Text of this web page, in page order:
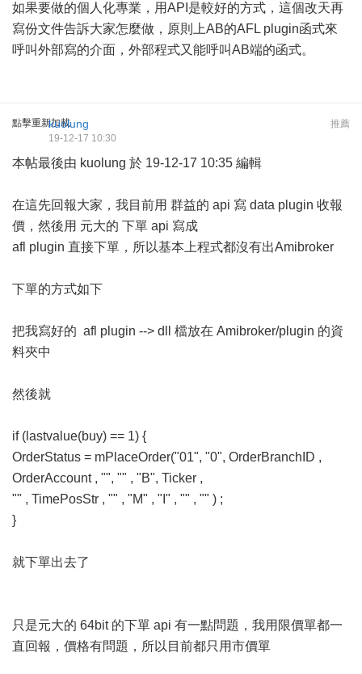
如果要做的個人化專業，用API是較好的方式，這個改天再
寫份文件告訴大家怎麼做，原則上AB的AFL plugin函式來
呼叫外部寫的介面，外部程式又能呼叫AB端的函式。
點擊重新加載 推薦
kuolung
19-12-17 10:30
本帖最後由 kuolung 於 19-12-17 10:35 編輯
在這先回報大家，我目前用 群益的 api 寫 data plugin 收報
價，然後用 元大的 下單 api 寫成
afl plugin 直接下單，所以基本上程式都沒有出Amibroker
下單的方式如下
把我寫好的 afl plugin --> dll 檔放在 Amibroker/plugin 的資
料夾中
然後就
if (lastvalue(buy) == 1) {
OrderStatus = mPlaceOrder("01", "0", OrderBranchID ,
OrderAccount , "", "" , "B", Ticker ,
"" , TimePosStr , "" , "M" , "I" , "" , "" ) ;
}
就下單出去了
只是元大的 64bit 的下單 api 有一點問題，我用限價單都一
直回報，價格有問題，所以目前都只用市價單